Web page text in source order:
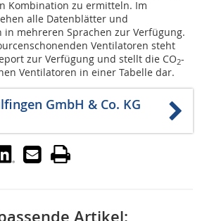
Kombination zu ermitteln. Im
alle Datenblätter und
in mehreren Sprachen zur Verfügung.
Ventilatoren steht
zur Verfügung und stellt die CO2-
Ventilatoren in einer Tabelle dar.
GmbH & Co. KG
Artikel: